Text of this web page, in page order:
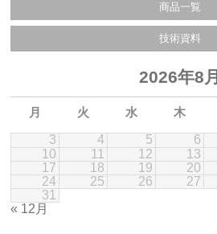
商品一覧
技術資料
2026年8月
月 火 水 木
3
4 5 6
10
11 12 13
17
18 19 20
24
25 26 27
31
« 12月